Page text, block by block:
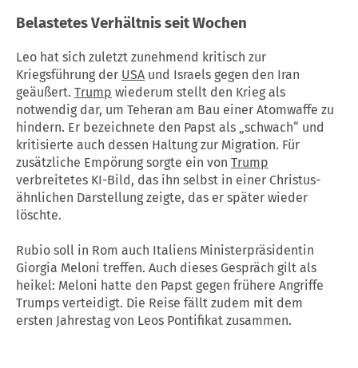
Belastetes Verhältnis seit Wochen
Leo hat sich zuletzt zunehmend kritisch zur
Kriegsführung der USA und Israels gegen den Iran
geäußert. Trump wiederum stellt den Krieg als
notwendig dar, um Teheran am Bau einer Atomwaffe zu
hindern. Er bezeichnete den Papst als „schwach“ und
kritisierte auch dessen Haltung zur Migration. Für
zusätzliche Empörung sorgte ein von Trump
verbreitetes KI-Bild, das ihn selbst in einer Christus-
ähnlichen Darstellung zeigte, das er später wieder
löschte.
Rubio soll in Rom auch Italiens Ministerpräsidentin
Giorgia Meloni treffen. Auch dieses Gespräch gilt als
heikel: Meloni hatte den Papst gegen frühere Angriffe
Trumps verteidigt. Die Reise fällt zudem mit dem
ersten Jahrestag von Leos Pontifikat zusammen.